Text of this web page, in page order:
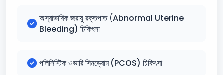
অস্বাভাবিক জরায়ু রক্তপাত (Abnormal Uterine
Bleeding) চিকিৎসা
পলিসিস্টিক ওভারি সিনড্রোম (PCOS) চিকিৎসা